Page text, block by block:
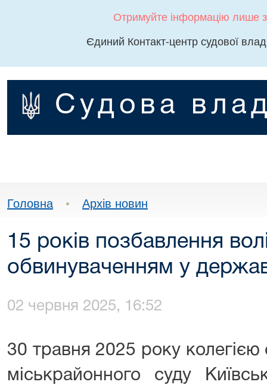
Отримуйте інформацію лише
Єдиний Контакт-центр судової
Судова
Головна • Архів новин
15 років позбавлення
обвинуваченням у
02 червня 2025, 16:52
30 травня 2025 року колегією
міськрайонного суду